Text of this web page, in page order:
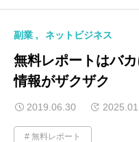
副業 ネットビジネス
無料レポートはバ
情報がザクザク
2019.06.30
無料レポート